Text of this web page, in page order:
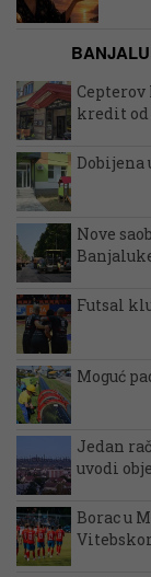
Cepterov
kredit
Dobijena
Nove
Futsal
Moguć
Jedan
uvodi
Borac u